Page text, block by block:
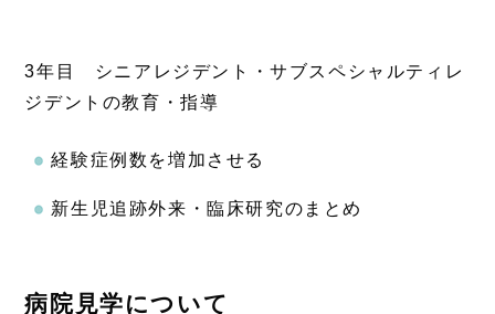
3年目 シニアレジデント・サブスペシャルティレ
ジデントの教育・指導
経験症例数を増加させる
新生児追跡外来・臨床研究のまとめ
病院見学について